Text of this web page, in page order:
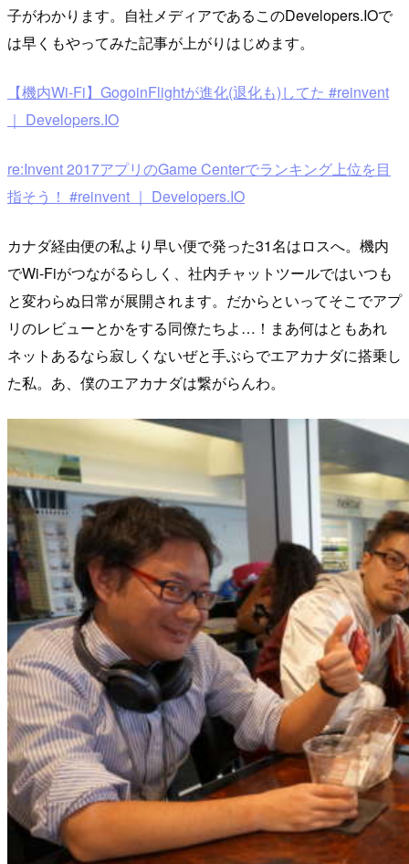
子がわかります。自社メディアであるこのDevelopers.IOで
は早くもやってみた記事が上がりはじめます。
【機内Wi-Fi】GogoinFlightが進化(退化も)してた #reinvent
｜ Developers.IO
re:Invent 2017アプリのGame Centerでランキング上位を目
指そう！ #reinvent ｜ Developers.IO
カナダ経由便の私より早い便で発った31名はロスへ。機内
でWi-Fiがつながるらしく、社内チャットツールではいつも
と変わらぬ日常が展開されます。だからといってそこでアプ
リのレビューとかをする同僚たちよ…！まあ何はともあれ
ネットあるなら寂しくないぜと手ぶらでエアカナダに搭乗し
た私。あ、僕のエアカナダは繋がらんわ。